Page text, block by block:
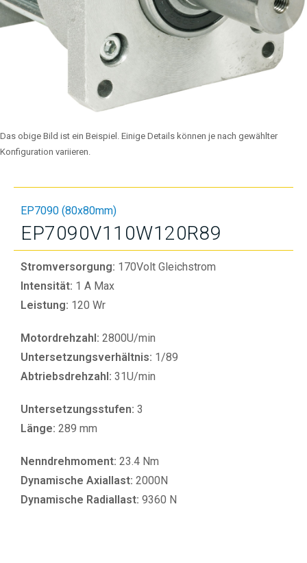
Das obige Bild ist ein Beispiel. Einige Details können je nach gewählter
Konfiguration variieren.
EP7090 (80x80mm)
EP7090V110W120R89
Stromversorgung: 170Volt Gleichstrom
Intensität: 1 A Max
Leistung: 120 Wr
Motordrehzahl: 2800U/min
Untersetzungsverhältnis: 1/89
Abtriebsdrehzahl: 31U/min
Untersetzungsstufen: 3
Länge: 289 mm
Nenndrehmoment: 23.4 Nm
Dynamische Axiallast: 2000N
Dynamische Radiallast: 9360 N